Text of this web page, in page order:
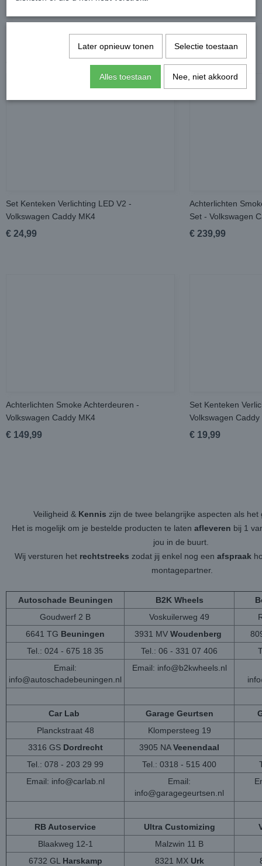
Set Kenteken Verlichting LED V2 -
Volkswagen Caddy MK4
€ 24,99
Achterlichten
Set - Volkswagen
€ 239,99
Achterlichten Smoke Achterdeuren -
Volkswagen Caddy MK4
€ 149,99
Set Kenteken
Volkswagen Caddy
€ 19,99
Veiligheid & Kennis zijn de twee belangrijke aspecten als
Het is mogelijk om je bestelde producten te laten afleveren bij 1
jou in de buurt.
Wij versturen het rechtstreeks zodat jij enkel nog een afspraak
montagepartner.
Autoschade Beuningen B2K Wheels
Goudwerf 2 B
Voskuilerweg 49
6641 TG Beuningen 3931 MV Woudenberg
Tel.: 024 - 675 18 35
Tel.: 06 - 331 07 406
Email:
info@autoschadebeuningen.nl
Email: info@b2kwheels.nl
Car Lab Garage Geurtsen
Planckstraat 48
Klompersteeg 19
3316 GS Dordrecht 3905 NAVeenendaal
Tel.: 078 - 203 29 99
Tel.: 0318 - 515 400
Email: info@carlab.nl
Email:
info@garagegeurtsen.nl
RB Autoservice Ultra Customizing
Blaakweg 12-1
Malzwin 11 B
6732 GL Harskamp 8321 MX Urk
Later opnieuw tonen Selectie toestaan
Alles toestaan Nee, niet akkoord